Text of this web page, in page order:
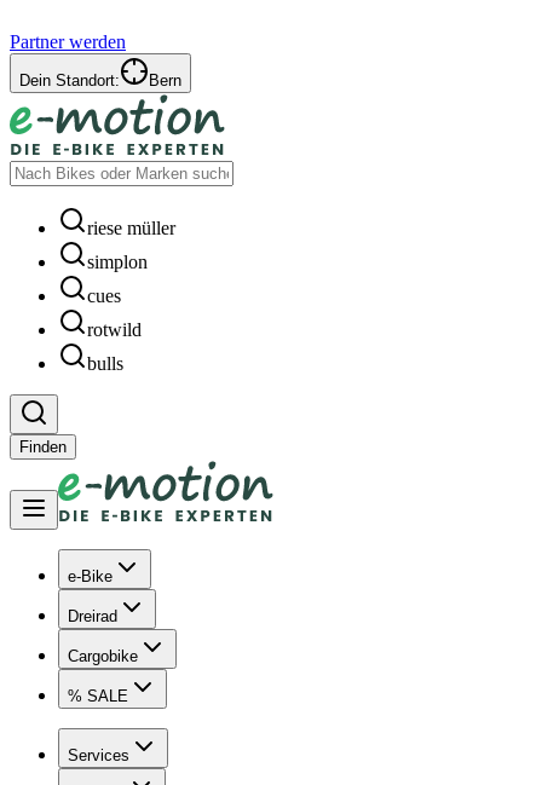
Partner werden
Dein Standort: Bern
riese müller
simplon
cues
rotwild
bulls
Finden
e-Bike
Dreirad
Cargobike
% SALE
Services